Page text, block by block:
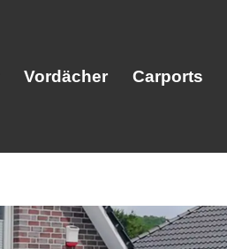
Vordächer Carports